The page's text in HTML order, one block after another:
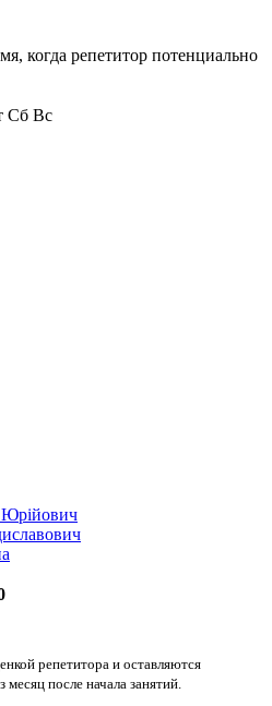
когда репетитор потенциально
Сб Вс
репетитора и оставляются
после начала занятий.